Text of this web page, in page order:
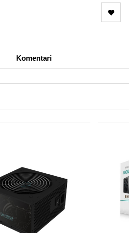
Komentari